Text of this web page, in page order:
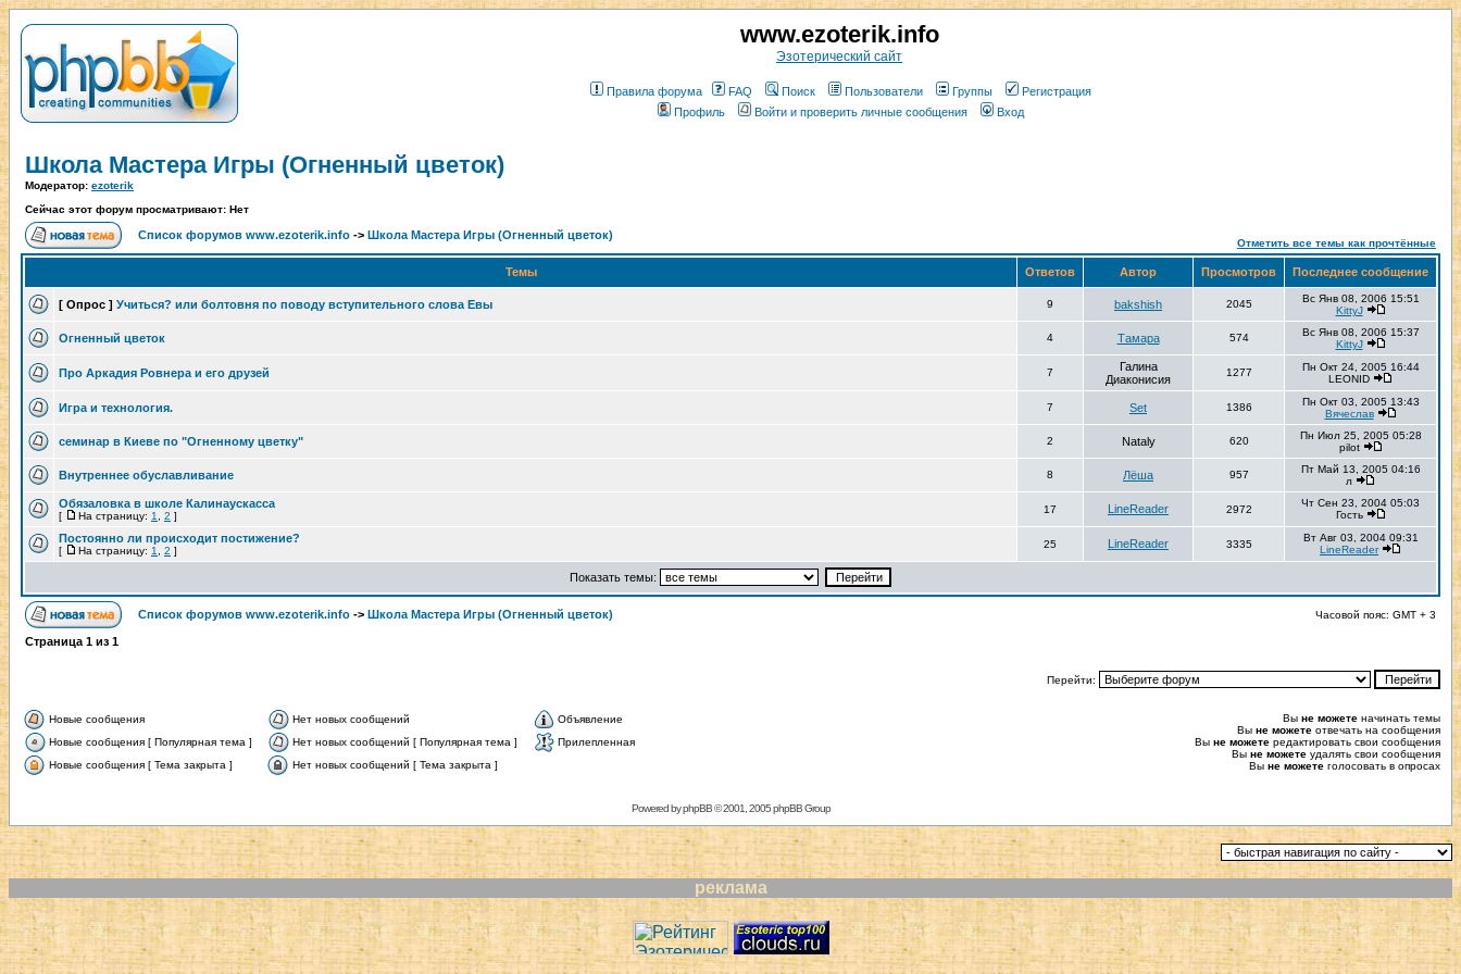
www.ezoterik.info
Эзотерический сайт
Правила форума FAQ Поиск Пользователи Группы
Регистрация
Профиль
Войти и проверить личные сообщения Вход
Школа Мастера Игры (Огненный цветок)
Модератор: ezoterik
Сейчас этот форум просматривают: Нет
Список форумов www.ezoterik.info -> Школа Мастера Игры (Огненный цветок)
Отметить все темы как прочтённые
Темы Ответов Автор Просмотров Последнее сообщение
[ Опрос ] Учиться? или болтовня по поводу вступительного слова Евы 9 bakshish 2045
Вс Янв 08, 2006 15:51
KittyJ
Огненный цветок 4 Тамара 574
Вс Янв 08, 2006 15:37
KittyJ
Про Аркадия Ровнера и его друзей 7
Галина
Диаконисия
1277
Пн Окт 24, 2005 16:44
LEONID
Игра и технология. 7 Set 1386
Пн Окт 03, 2005 13:43
Вячеслав
семинар в Киеве по "Огненному цветку" 2 Nataly 620
Пн Июл 25, 2005 05:28
pilot
Внутреннее обуславливание 8 Лёша 957
Пт Май 13, 2005 04:16
л
Обязаловка в школе Калинаускасса
[ На страницу: 1 2 ]
17 LineReader 2972
Чт Сен 23, 2004 05:03
Гость
Постоянно ли происходит постижение?
[ На страницу: 1 2 ]
25 LineReader 3335
Вт Авг 03, 2004 09:31
LineReader
Показать темы:
Список форумов www.ezoterik.info -> Школа Мастера Игры (Огненный цветок) Часовой пояс: GMT + 3
Страница 1 из 1
Перейти:
Новые сообщения Нет новых сообщений
Объявление
Новые сообщения [ Популярная тема ]
Нет новых сообщений [ Популярная тема ]
Прилепленная
Новые сообщения [ Тема закрыта ]
Нет новых сообщений [ Тема закрыта ]
Вы не можете начинать темы
Вы не можете отвечать на сообщения
Вы не можете редактировать свои сообщения
Вы не можете удалять свои сообщения
Вы не можете голосовать в опросах
Powered byphpBB© 2001, 2005 phpBB Group
реклама